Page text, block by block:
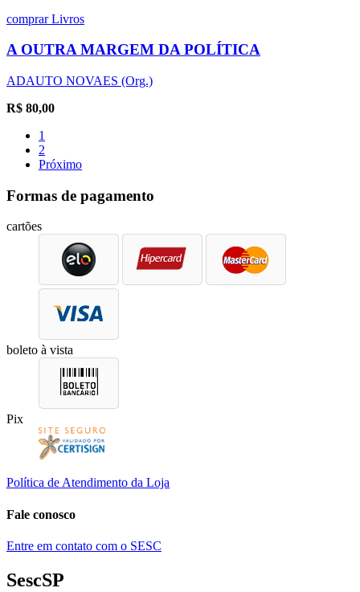
comprarLivros
A OUTRA MARGEM DA POLÍTICA
ADAUTO NOVAES (Org.)
R$ 80,00
1
2
Próximo
Formas de pagamento
cartões
boleto à vista
Pix
Política de Atendimento da Loja
Fale conosco
Entre em contato com o SESC
SescSP